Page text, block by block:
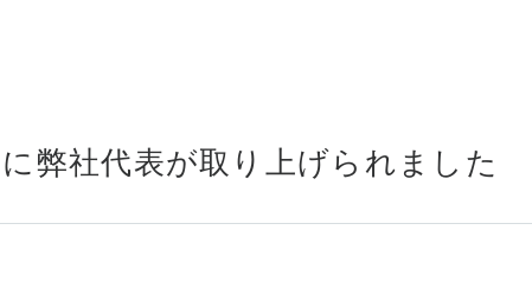
弊社代表が取り上げられました